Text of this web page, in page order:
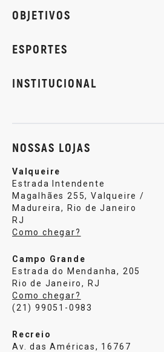
OBJETIVOS
ESPORTES
INSTITUCIONAL
NOSSAS LOJAS
Valqueire
Estrada Intendente
Magalhães 255, Valqueire /
Madureira, Rio de Janeiro
RJ
Como chegar?
Campo Grande
Estrada do Mendanha, 205
Rio de Janeiro, RJ
Como chegar?
(21) 99051-0983
Recreio
Av. das Américas, 16767